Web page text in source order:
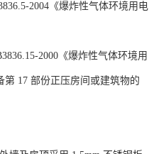
2004《爆炸性气体环境用电
2000《爆炸性气体环境用
第 17 部份正压房间或建筑物的